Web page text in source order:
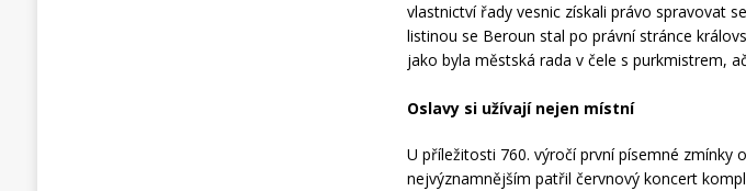
vlastnictví řady vesnic získali právo spravovat
listinou se Beroun stal po právní stránce
jako byla městská rada v čele s purkmistrem,
Oslavy si užívají nejen místní
U příležitosti 760. výročí první písemné
nejvýznamnějším patřil červnový koncert